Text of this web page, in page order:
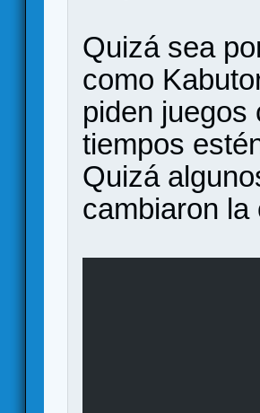
Quizá sea
como
piden juegos
tiempos
Quizá
cambiaron la